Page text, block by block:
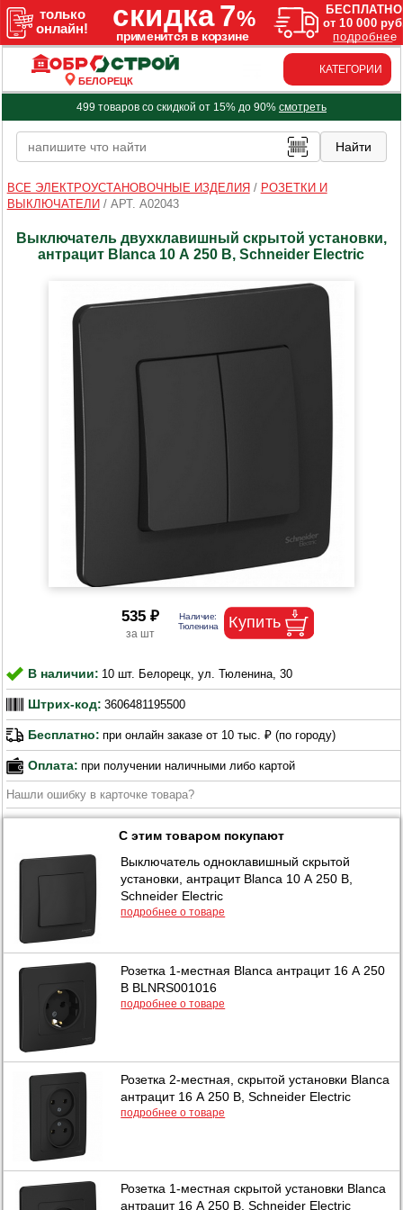
БЕЛОРЕЦК
КАТЕГОРИИ
499 товаров со скидкой от 15% до 90% смотреть
ВСЕ ЭЛЕКТРОУСТАНОВОЧНЫЕ ИЗДЕЛИЯ / РОЗЕТКИ И
ВЫКЛЮЧАТЕЛИ / АРТ. A02043
Выключатель двухклавишный скрытой установки,
антрацит Blanca 10 А 250 В, Schneider Electric
535 ₽
В наличии: 10 шт. Белорецк, ул. Тюленина, 30
Штрих-код: 3606481195500
Бесплатно: при онлайн заказе от 10 тыс. ₽ (по городу)
Оплата: при получении наличными либо картой
Нашли ошибку в карточке товара?
С этим товаром покупают
Выключатель одноклавишный скрытой
установки, антрацит Blanca 10 А 250 В,
Schneider Electric
подробнее о товаре
Розетка 1-местная Blanca антрацит 16 А 250
В BLNRS001016
подробнее о товаре
Розетка 2-местная, скрытой установки Blanca
антрацит 16 А 250 В, Schneider Electric
подробнее о товаре
Розетка 1-местная скрытой установки Blanca
антрацит 16 А 250 В, Schneider Electric